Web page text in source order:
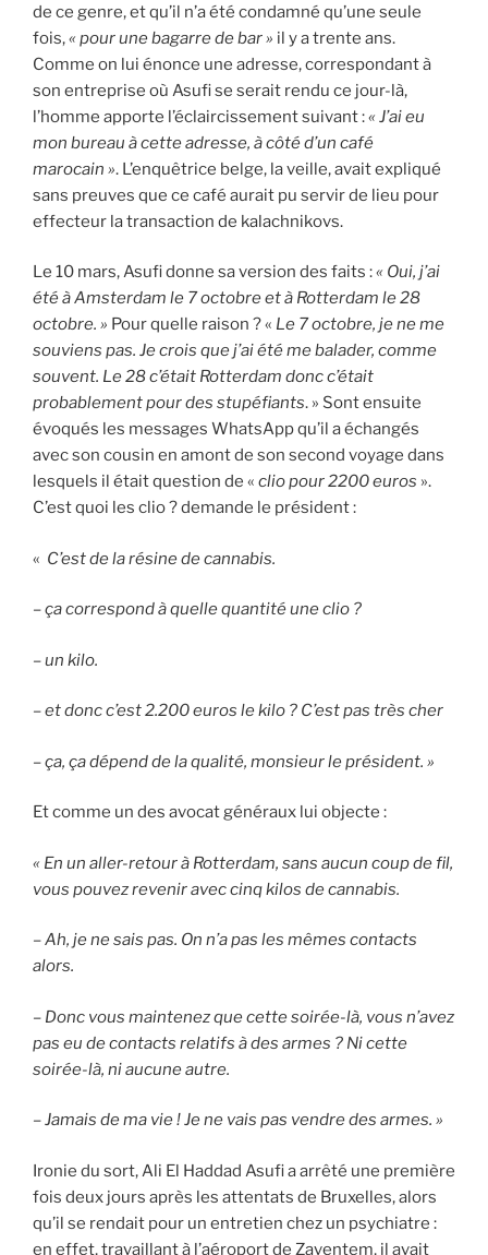
de ce genre, et qu’il n’a été condamné qu’une seule
fois,« pour une bagarre de bar » il y a trente ans.
Comme on lui énonce une adresse, correspondant à
son entreprise où Asufi se serait rendu ce jour-là,
l’homme apporte l’éclaircissement suivant :« J’ai eu
mon bureau à cette adresse, à côté d’un café
marocain ». L’enquêtrice belge, la veille, avait expliqué
sans preuves que ce café aurait pu servir de lieu pour
effecteur la transaction de kalachnikovs.
Le 10 mars, Asufi donne sa version des faits :« Oui, j’ai
été à Amsterdam le 7 octobre et à Rotterdam le 28
octobre. » Pour quelle raison ? « Le 7 octobre, je ne me
souviens pas. Je crois que j’ai été me balader, comme
souvent. Le 28 c’était Rotterdam donc c’était
probablement pour des stupéfiants. » Sont ensuite
évoqués les messages WhatsApp qu’il a échangés
avec son cousin en amont de son second voyage dans
lesquels il était question de « clio pour 2200 euros ».
C’est quoi les clio ? demande le président :
« C’est de la résine de cannabis.
– ça correspond à quelle quantité une clio ?
–un kilo.
– et donc c’est 2.200 euros le kilo ? C’est pas très cher
–ça, ça dépend de la qualité, monsieur le président. »
Et comme un des avocat généraux lui objecte :
« En un aller-retour à Rotterdam, sans aucun coup de fil,
vous pouvez revenir avec cinq kilos de cannabis.
–Ah, je ne sais pas. On n’a pas les mêmes contacts
alors.
– Donc vous maintenez que cette soirée-là, vous n’avez
pas eu de contacts relatifs à des armes ? Ni cette
soirée-là, ni aucune autre.
– Jamais de ma vie ! Je ne vais pas vendre des armes. »
Ironie du sort, Ali El Haddad Asufi a arrêté une première
fois deux jours après les attentats de Bruxelles, alors
qu’il se rendait pour un entretien chez un psychiatre :
en effet, travaillant à l’aéroport de Zaventem, il avait